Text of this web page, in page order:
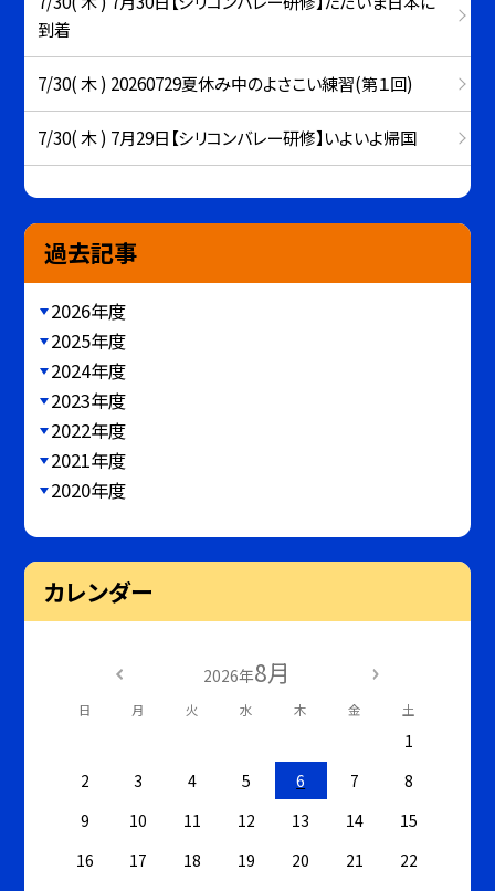
到着
7/30( 木 ) 20260729夏休み中のよさこい練習(第１回)
7/30( 木 ) 7月29日【シリコンバレー研修】いよいよ帰国
過去記事
2026年度
2025年度
2024年度
2023年度
2022年度
2021年度
2020年度
カレンダー
2026年8月
日 月 火 水 木 金 土
1
2
3 4 5 6 7
8
9
10 11 12 13 14
15
16
17 18 19 20 21
22